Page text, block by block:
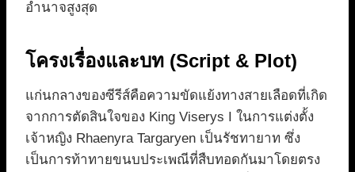
อำนาจสูงสุด
โครงเรื่องและบท (Script & Plot)
แก่นกลางของซีรีส์คือความขัดแย้งทางสายเลือดที่เกิด
จากการตัดสินใจของ King Viserys I ในการแต่งตั้ง
เจ้าหญิง Rhaenyra Targaryen เป็นรัชทายาท ซึ่ง
เป็นการท้าทายขนบประเพณีที่สืบทอดกันมาโดยตรง